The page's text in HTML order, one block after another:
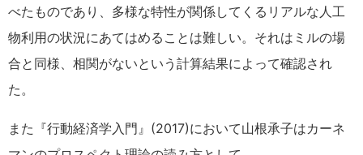
べたものであり、多様な特性が関係してくるリアルな人工
物利用の状況にあてはめることは難しい。それはミルの場
合と同様、相関がないという計算結果によって確認され
た。
また『行動経済学入門』(2017)において山根承子はカーネ